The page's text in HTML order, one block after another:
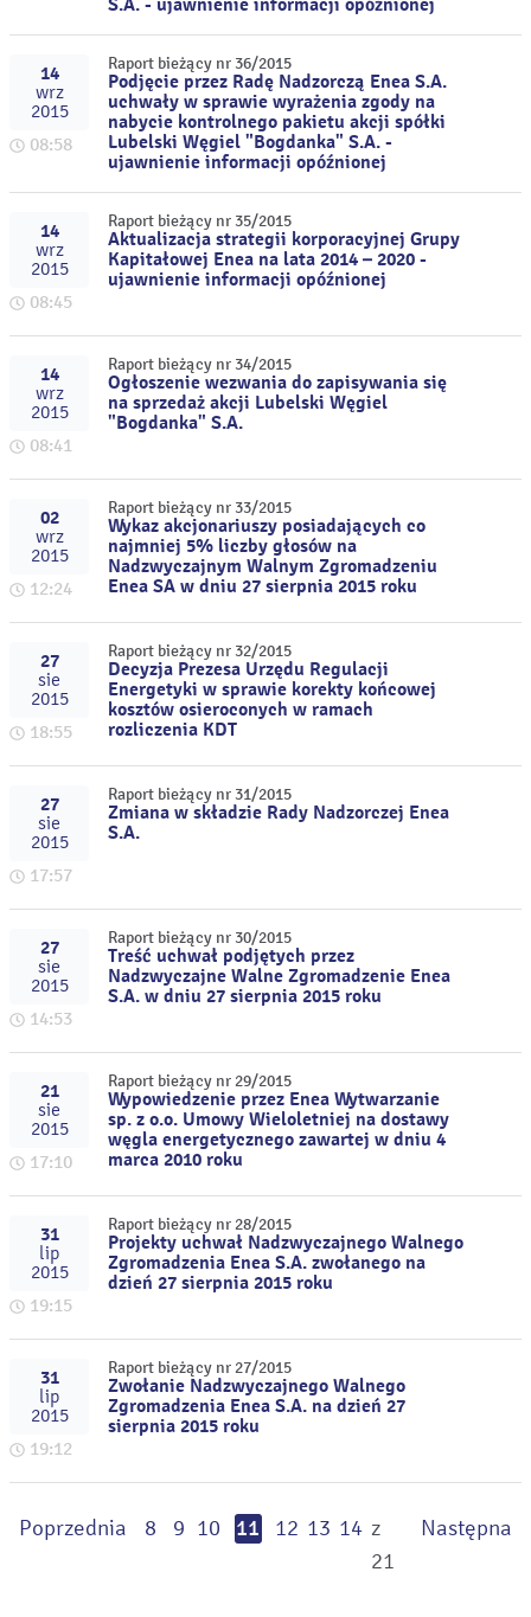
S.A. - ujawnienie informacji opóźnionej
14
wrz
2015
08:58
Raport bieżący nr 36/2015
Podjęcie przez Radę Nadzorczą Enea S.A.
uchwały w sprawie wyrażenia zgody na
nabycie kontrolnego pakietu akcji spółki
Lubelski Węgiel "Bogdanka" S.A. -
ujawnienie informacji opóźnionej
14
wrz
2015
08:45
Raport bieżący nr 35/2015
Aktualizacja strategii korporacyjnej Grupy
Kapitałowej Enea na lata 2014 – 2020 -
ujawnienie informacji opóźnionej
14
wrz
2015
08:41
Raport bieżący nr 34/2015
Ogłoszenie wezwania do zapisywania się
na sprzedaż akcji Lubelski Węgiel
"Bogdanka" S.A.
02
wrz
2015
12:24
Raport bieżący nr 33/2015
Wykaz akcjonariuszy posiadających co
najmniej 5% liczby głosów na
Nadzwyczajnym Walnym Zgromadzeniu
Enea SA w dniu 27 sierpnia 2015 roku
27
sie
2015
18:55
Raport bieżący nr 32/2015
Decyzja Prezesa Urzędu Regulacji
Energetyki w sprawie korekty końcowej
kosztów osieroconych w ramach
rozliczenia KDT
27
sie
2015
17:57
Raport bieżący nr 31/2015
Zmiana w składzie Rady Nadzorczej Enea
S.A.
27
sie
2015
14:53
Raport bieżący nr 30/2015
Treść uchwał podjętych przez
Nadzwyczajne Walne Zgromadzenie Enea
S.A. w dniu 27 sierpnia 2015 roku
21
sie
2015
17:10
Raport bieżący nr 29/2015
Wypowiedzenie przez Enea Wytwarzanie
sp. z o.o. Umowy Wieloletniej na dostawy
węgla energetycznego zawartej w dniu 4
marca 2010 roku
31
lip
2015
19:15
Raport bieżący nr 28/2015
Projekty uchwał Nadzwyczajnego Walnego
Zgromadzenia Enea S.A. zwołanego na
dzień 27 sierpnia 2015 roku
31
lip
2015
19:12
Raport bieżący nr 27/2015
Zwołanie Nadzwyczajnego Walnego
Zgromadzenia Enea S.A. na dzień 27
sierpnia 2015 roku
Poprzednia 8 9 10 11 12 13 14 z
21
Następna